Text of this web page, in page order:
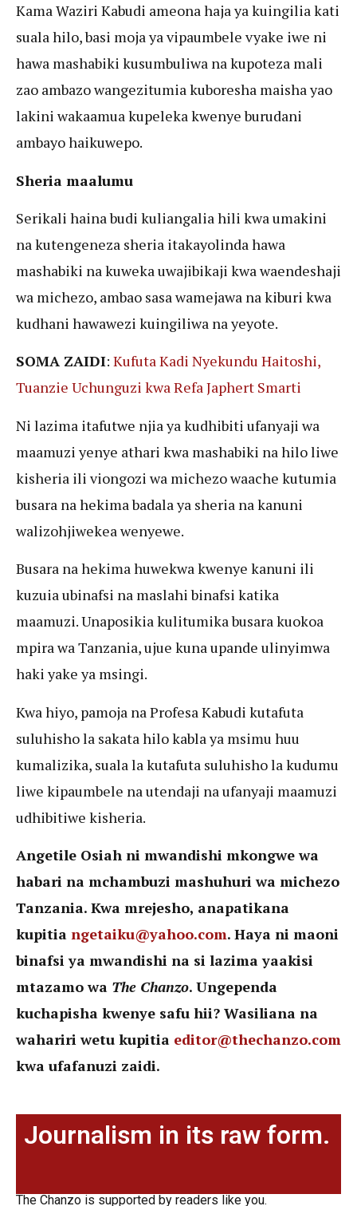
Kama Waziri Kabudi ameona haja ya kuingilia kati
suala hilo, basi moja ya vipaumbele vyake iwe ni
hawa mashabiki kusumbuliwa na kupoteza mali
zao ambazo wangezitumia kuboresha maisha yao
lakini wakaamua kupeleka kwenye burudani
ambayo haikuwepo.
Sheria maalumu
Serikali haina budi kuliangalia hili kwa umakini
na kutengeneza sheria itakayolinda hawa
mashabiki na kuweka uwajibikaji kwa waendeshaji
wa michezo, ambao sasa wamejawa na kiburi kwa
kudhani hawawezi kuingiliwa na yeyote.
SOMA ZAIDI: Kufuta Kadi Nyekundu Haitoshi,
Tuanzie Uchunguzi kwa Refa Japhert Smarti
Ni lazima itafutwe njia ya kudhibiti ufanyaji wa
maamuzi yenye athari kwa mashabiki na hilo liwe
kisheria ili viongozi wa michezo waache kutumia
busara na hekima badala ya sheria na kanuni
walizohjiwekea wenyewe.
Busara na hekima huwekwa kwenye kanuni ili
kuzuia ubinafsi na maslahi binafsi katika
maamuzi. Unaposikia kulitumika busara kuokoa
mpira wa Tanzania, ujue kuna upande ulinyimwa
haki yake ya msingi.
Kwa hiyo, pamoja na Profesa Kabudi kutafuta
suluhisho la sakata hilo kabla ya msimu huu
kumalizika, suala la kutafuta suluhisho la kudumu
liwe kipaumbele na utendaji na ufanyaji maamuzi
udhibitiwe kisheria.
Angetile Osiah ni mwandishi mkongwe wa
habari na mchambuzi mashuhuri wa michezo
Tanzania. Kwa mrejesho, anapatikana
kupitia ngetaiku@yahoo.com. Haya ni maoni
binafsi ya mwandishi na si lazima yaakisi
mtazamo wa The Chanzo. Ungependa
kuchapisha kwenye safu hii? Wasiliana na
wahariri wetu kupitia editor@thechanzo.com
kwa ufafanuzi zaidi.
Journalism in its raw form.
The Chanzo is supported by readers like you.